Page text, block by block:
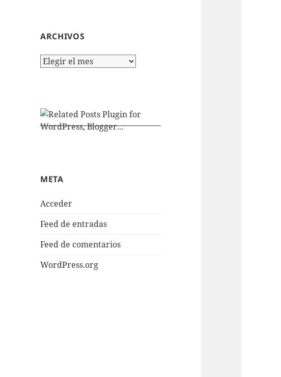
ARCHIVOS
Archivos
META
Acceder
Feed de entradas
Feed de comentarios
WordPress.org